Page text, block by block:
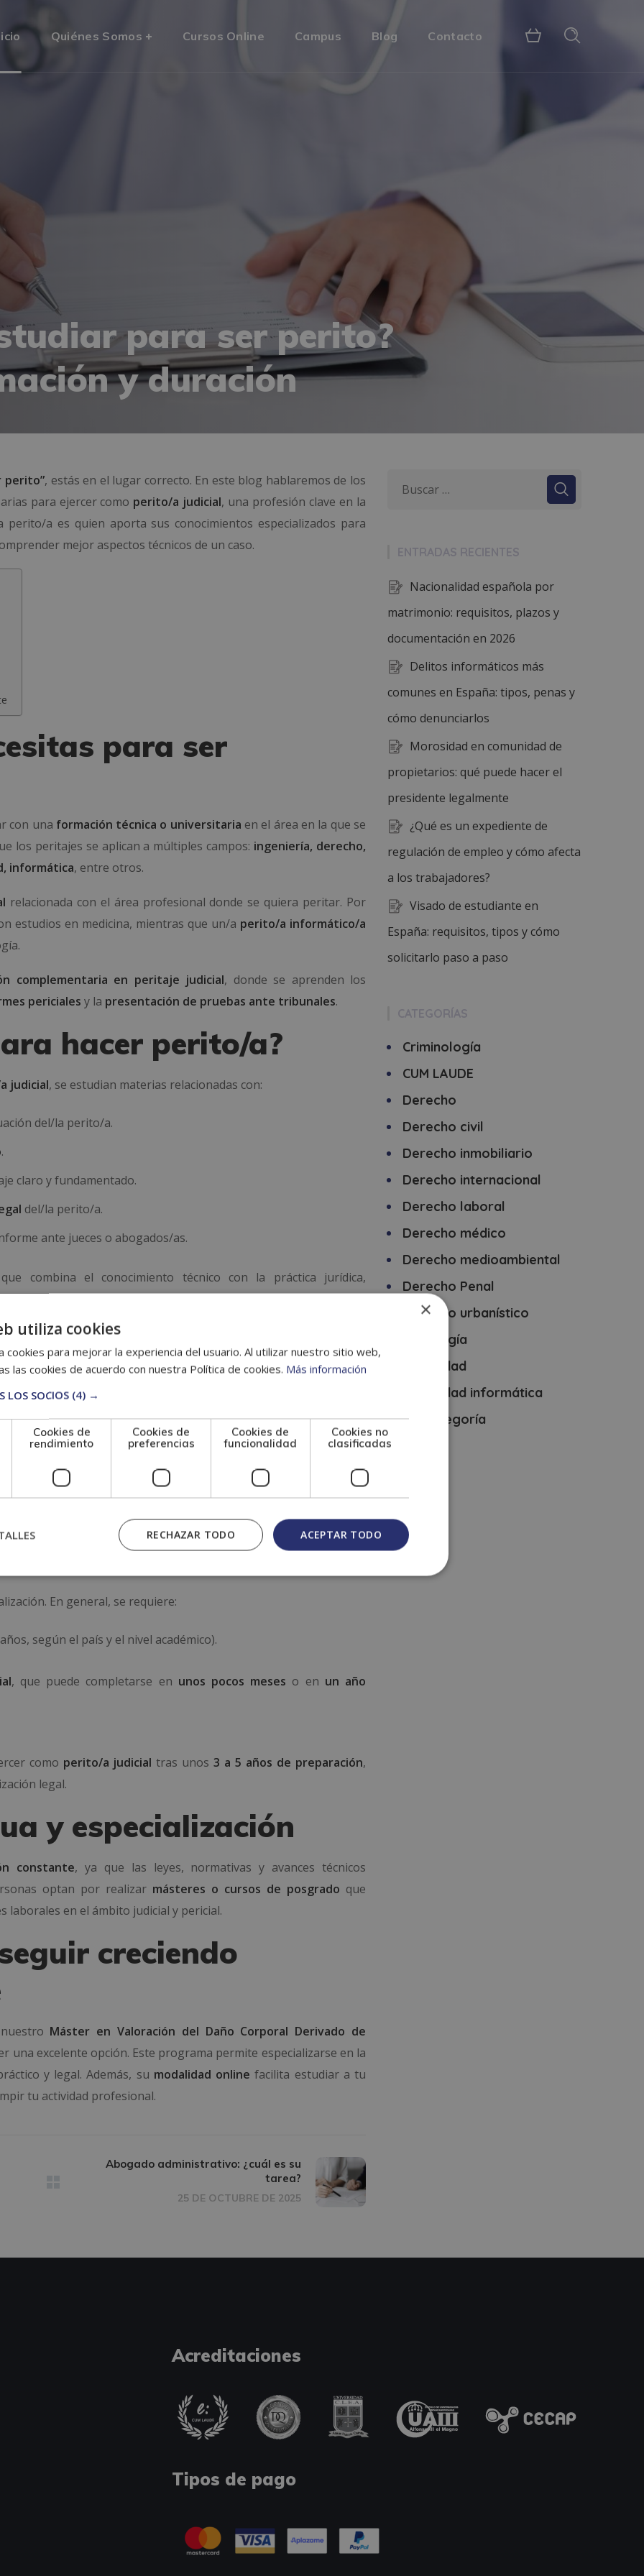
Quiénes Somos Cursos Online Campus Blog Contacto
para ser perito?
y duración
perito”, estás en el lugar correcto. En este blog hablaremos de los
para ejercer como perito/a judicial, una profesión clave en la
perito/a es quien aporta sus conocimientos especializados para
mejor aspectos técnicos de un caso.
para ser
con una formación técnica o universitaria en el área en la que se
los peritajes se aplican a múltiples campos: ingeniería, derecho,
informática, entre otros.
relacionada con el área profesional donde se quiera peritar. Por
estudios en medicina, mientras que un/a perito/a informático/a
complementaria en peritaje judicial, donde se aprenden los
periciales y la presentación de pruebas ante tribunales.
hacer perito/a?
judicial, se estudian materias relacionadas con:
del/la perito/a.
.
claro y fundamentado.
del/la perito/a.
ante jueces o abogados/as.
combina el conocimiento técnico con la práctica jurídica,
credibilidad.
el Peritaje Médico-Legal y Por Qué es
y Por Qué es Importante en los
estudia para ser
En general, se requiere:
según el país y el nivel académico).
, que puede completarse en unos pocos meses o en un año
como perito/a judicial tras unos3 a 5 años de preparación,
legal.
y especialización
constante, ya que las leyes, normativas y avances técnicos
optan por realizar másteres o cursos de posgrado que
en el ámbito judicial y pericial.
creciendo
Máster en Valoración del Daño Corporal Derivado de
una excelente opción. Este programa permite especializarse en la
y legal. Además, su modalidad online facilita estudiar a tu
tu actividad profesional.
Abogado administrativo: ¿cuál es su
tarea?
25 DE OCTUBRE DE 2025
ENTRADAS RECIENTES
Nacionalidad española por
matrimonio: requisitos, plazos y
documentación en 2026
Delitos informáticos más
comunes en España: tipos, penas y
cómo denunciarlos
Morosidad en comunidad de
propietarios: qué puede hacer el
presidente legalmente
¿Qué es un expediente de
regulación de empleo y cómo afecta
a los trabajadores?
Visado de estudiante en
España: requisitos, tipos y cómo
solicitarlo paso a paso
CATEGORÍAS
Criminología
CUM LAUDE
Derecho
Derecho civil
Derecho inmobiliario
Derecho internacional
Derecho laboral
Derecho médico
Derecho medioambiental
Derecho Penal
Derecho urbanístico
Psicología
Seguridad
Seguridad informática
Sin categoría
Acreditaciones
Tipos de pago
×
utiliza cookies
cookies para mejorar la experiencia del usuario. Al utilizar nuestro sitio web,
las cookies de acuerdo con nuestra Política de cookies. Más información
LOS SOCIOS (4) →
Cookies de
rendimiento
Cookies de
preferencias
Cookies de
funcionalidad
Cookies no
clasificadas
ACEPTAR TODO
RECHAZAR TODO